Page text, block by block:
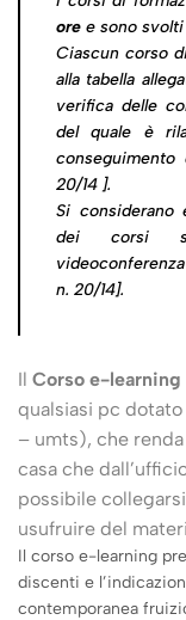
ore e sono
Ciascun corso
alla tabella
verifica delle
del quale è
20/14 ].
Si considerano
dei corsi
n. 20/14].
Il Corso e-learning
qualsiasi pc
– umts), che
casa che
possibile
usufruire del
Il corso e-learning
discenti e
contemporanea